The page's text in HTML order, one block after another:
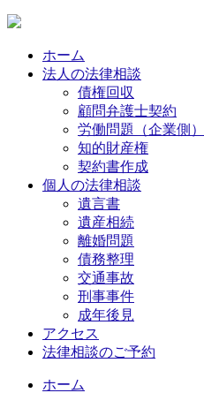
ホーム
法人の法律相談
債権回収
顧問弁護士契約
労働問題（企業側）
知的財産権
契約書作成
個人の法律相談
遺言書
遺産相続
離婚問題
債務整理
交通事故
刑事事件
成年後見
アクセス
法律相談のご予約
ホーム